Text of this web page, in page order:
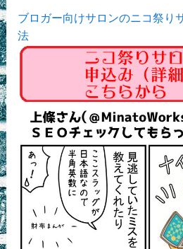
ブロガー向けサロンのニコ祭り
法